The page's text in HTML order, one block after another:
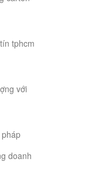
tphcm
với
doanh